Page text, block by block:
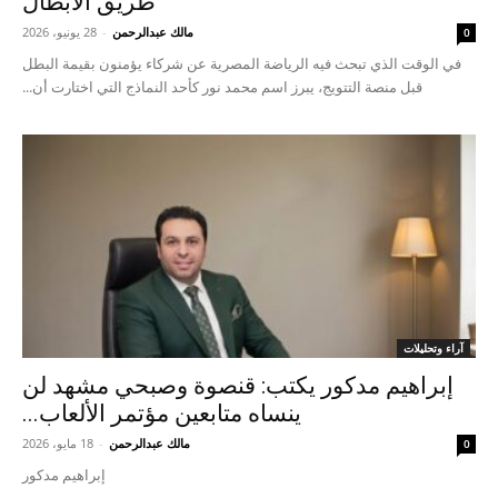
مالك عبدالرحمن - 28 يونيو، 2026 0
في الوقت الذي تبحث فيه الرياضة المصرية عن شركاء يؤمنون بقيمة البطل
قبل منصة التتويج، يبرز اسم محمد نور كأحد النماذج التي اختارت أن...
آراء وتحليلات
إبراهيم مدكور يكتب: قنصوة وصبحي مشهد لن
ينساه متابعين مؤتمر الألعاب...
مالك عبدالرحمن - 18 مايو، 2026 0
إبراهيم مدكور